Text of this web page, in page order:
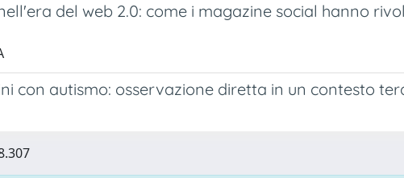
del web 2.0: come i magazine social hanno
con autismo: osservazione diretta in un contesto